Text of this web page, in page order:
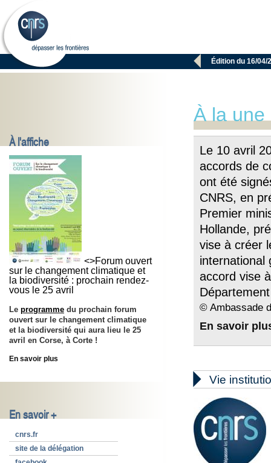
 Édition du 16/04/
À l'affiche
<>Forum ouvert
sur le changement climatique et
la biodiversité : prochain rendez-
vous le 25 avril
Le programme du prochain forum
ouvert sur le changement climatique
et la biodiversité qui aura lieu le 25
avril en Corse, à Corte !
En savoir plus
En savoir +
cnrs.fr
site de la délégation
À la une
Le 10 avril
accords de
ont été
CNRS, en
Premier
Hollande,
vise à créer
international
accord vise
© Ambassade
En savoir
 Vie